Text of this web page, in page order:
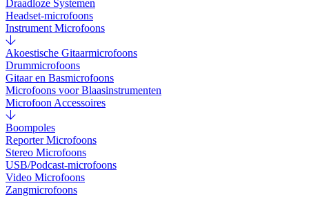
Draadloze Systemen
Headset-microfoons
Instrument Microfoons
Akoestische Gitaarmicrofoons
Drummicrofoons
Gitaar en Basmicrofoons
Microfoons voor Blaasinstrumenten
Microfoon Accessoires
Boompoles
Reporter Microfoons
Stereo Microfoons
USB/Podcast-microfoons
Video Microfoons
Zangmicrofoons